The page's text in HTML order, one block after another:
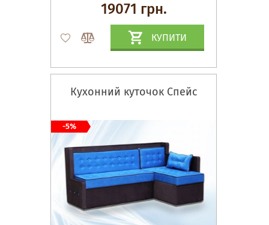
19071 грн.
КУПИТИ
Кухонний куточок Спейс
-5%